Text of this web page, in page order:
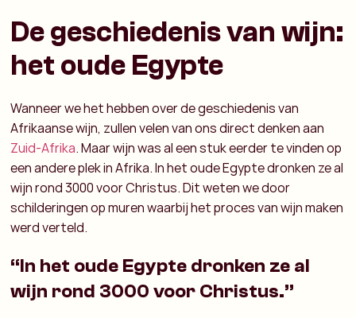
De geschiedenis van wijn:
het oude Egypte
Wanneer we het hebben over de geschiedenis van
Afrikaanse wijn, zullen velen van ons direct denken aan
Zuid-Afrika. Maar wijn was al een stuk eerder te vinden op
een andere plek in Afrika. In het oude Egypte dronken ze al
wijn rond 3000 voor Christus. Dit weten we door
schilderingen op muren waarbij het proces van wijn maken
werd verteld.
“In het oude Egypte dronken ze al
wijn rond 3000 voor Christus.”